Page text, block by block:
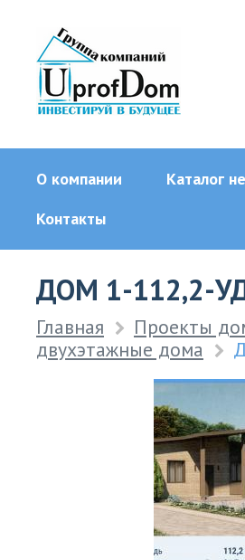
О компании Каталог
Контакты
ДОМ 1-112,2-
Главная Проекты
двухэтажные дома